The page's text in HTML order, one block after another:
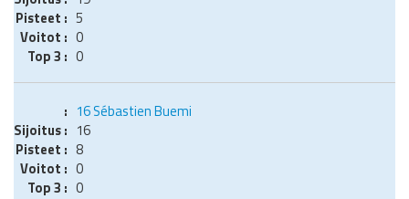
5
0
0
16Sébastien Buemi
16
8
0
0